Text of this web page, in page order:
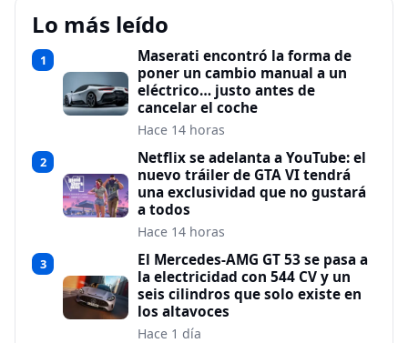
Lo más leído
1
Maserati encontró la forma de
poner un cambio manual a un
eléctrico… justo antes de
cancelar el coche
Hace 14 horas
2
Netflix se adelanta a YouTube: el
nuevo tráiler de GTA VI tendrá
una exclusividad que no gustará
a todos
Hace 14 horas
3
El Mercedes-AMG GT 53 se pasa a
la electricidad con 544 CV y un
seis cilindros que solo existe en
los altavoces
Hace 1 día